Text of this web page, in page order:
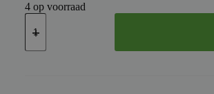
4 op voorraad
PBR
Aluminium
achtertandwiel